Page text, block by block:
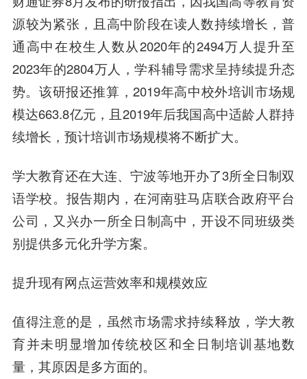
源较为紧张，且高中阶段在读人数持续增长，普
通高中在校生人数从2020年的2494万人提升至
2023年的2804万人，学科辅导需求呈持续提升态
势。该研报还推算，2019年高中校外培训市场规
模达663.8亿元，且2019年后我国高中适龄人群持
续增长，预计培训市场规模将不断扩大。
学大教育还在大连、宁波等地开办了3所全日制双
语学校。报告期内，在河南驻马店联合政府平台
公司，又兴办一所全日制高中，开设不同班级类
别提供多元化升学方案。
提升现有网点运营效率和规模效应
值得注意的是，虽然市场需求持续释放，学大教
育并未明显增加传统校区和全日制培训基地数
量，其原因是多方面的。